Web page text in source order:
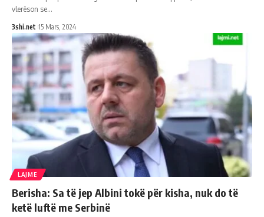
vlerëson se…
3shi.net 15 Mars, 2024
LAJME
Berisha: Sa të jep Albini tokë për kisha, nuk do të
ketë luftë me Serbinë